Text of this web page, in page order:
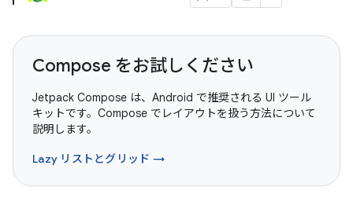
Compose をお試しください
Jetpack Compose は、Android で推奨される UI ツール
キットです。Compose でレイアウトを扱う方法について
説明します。
Lazy リストとグリッド →